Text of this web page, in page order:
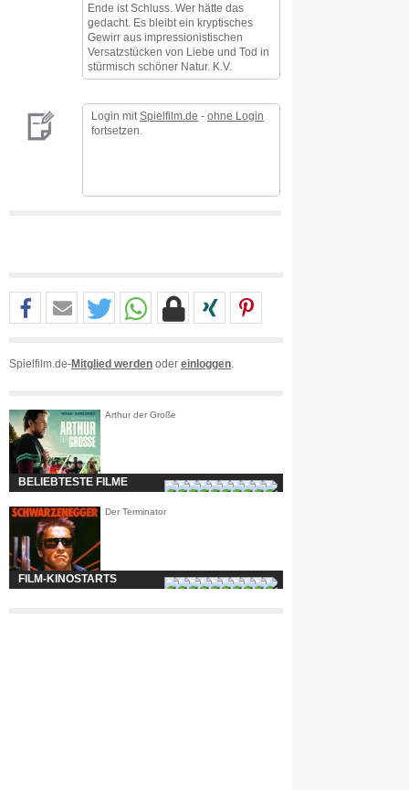
Ende ist Schluss. Wer hätte das
gedacht. Es bleibt ein kryptisches
Gewirr aus impressionistischen
Versatzstücken von Liebe und Tod in
stürmisch schöner Natur. K.V.
Login mit Spielfilm.de - ohne Login
fortsetzen.
Spielfilm.de-Mitglied werden oder einloggen
Arthur der Große
BELIEBTESTE FILME
Der Terminator
FILM-KINOSTARTS